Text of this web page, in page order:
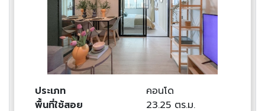
ประเภท
คอนโด
พื้นที่ใช้สอย
23.25 ตร.ม.